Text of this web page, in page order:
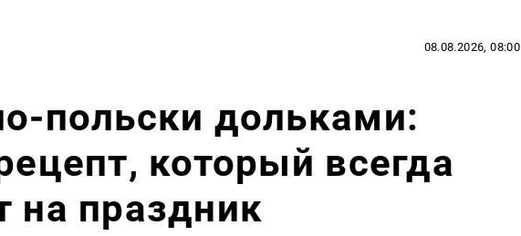
08.08.2026, 08:00
дольками:
который всегда
на праздник